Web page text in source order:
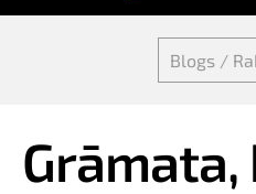
Blogs /
Grāmata,